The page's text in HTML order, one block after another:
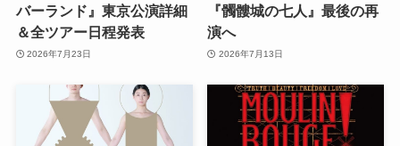
バーランド』東京公演詳細
＆全ツアー日程発表
2026年7月23日
『髑髏城の七人』最後の再
演へ
2026年7月13日